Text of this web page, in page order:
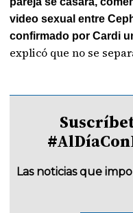
video sexual entre
confirmado por Cardi
explicó que no se
Las noticias que